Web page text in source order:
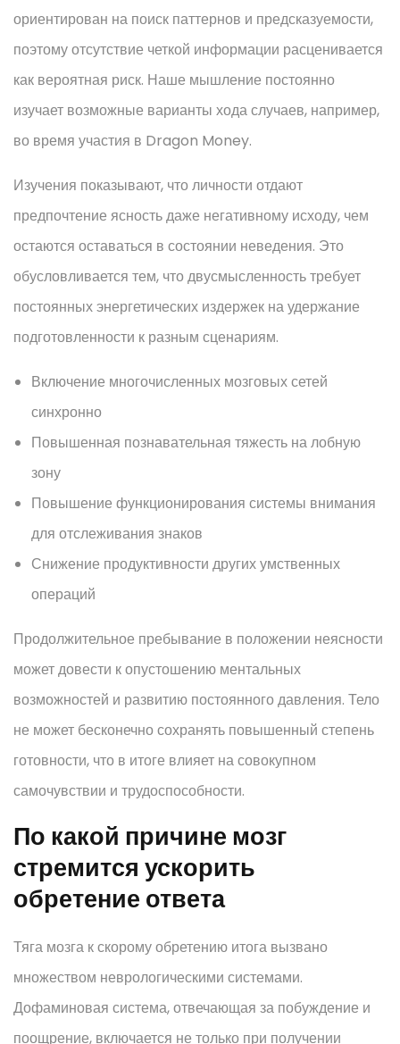
ориентирован на поиск паттернов и предсказуемости,
поэтому отсутствие четкой информации расценивается
как вероятная риск. Наше мышление постоянно
изучает возможные варианты хода случаев, например,
во время участия в Dragon Money.
Изучения показывают, что личности отдают
предпочтение ясность даже негативному исходу, чем
остаются оставаться в состоянии неведения. Это
обусловливается тем, что двусмысленность требует
постоянных энергетических издержек на удержание
подготовленности к разным сценариям.
Включение многочисленных мозговых сетей
синхронно
Повышенная познавательная тяжесть на лобную
зону
Повышение функционирования системы внимания
для отслеживания знаков
Снижение продуктивности других умственных
операций
Продолжительное пребывание в положении неясности
может довести к опустошению ментальных
возможностей и развитию постоянного давления. Тело
не может бесконечно сохранять повышенный степень
готовности, что в итоге влияет на совокупном
самочувствии и трудоспособности.
По какой причине мозг
стремится ускорить
обретение ответа
Тяга мозга к скорому обретению итога вызвано
множеством неврологическими системами.
Дофаминовая система, отвечающая за побуждение и
поощрение, включается не только при получении